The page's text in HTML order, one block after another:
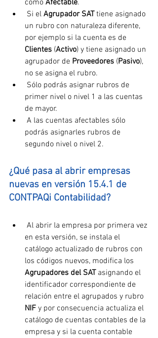
como Afectable.
Si el Agrupador SAT tiene asignado
un rubro con naturaleza diferente,
por ejemplo si la cuenta es de
Clientes (Activo) y tiene asignado un
agrupador de Proveedores (Pasivo),
no se asigna el rubro.
primer nivel o nivel 1 a las cuentas
de mayor.
podrás asignarles rubros de
segundo nivel o nivel 2.
¿Qué pasa al abrir empresas
nuevas en versión 15.4.1 de
CONTPAQi Contabilidad?
en esta versión, se instala el
catálogo actualizado de rubros con
los códigos nuevos, modifica los
Agrupadores del SAT asignando el
identificador correspondiente de
relación entre el agrupados y rubro
NIF y por consecuencia actualiza el
catálogo de cuentas contables de la
empresa y si la cuenta contable